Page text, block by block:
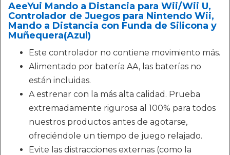
AeeYui Mando a Distancia para Wii/Wii U,
Controlador de Juegos para Nintendo Wii,
Mando a Distancia con Funda de Silicona y
Muñequera(Azul)
Este controlador no contiene movimiento más.
Alimentado por batería AA, las baterías no
están incluidas.
A estrenar con la más alta calidad. Prueba
extremadamente rigurosa al 100% para todos
nuestros productos antes de agotarse,
ofreciéndole un tiempo de juego relajado.
Evite las distracciones externas (como la